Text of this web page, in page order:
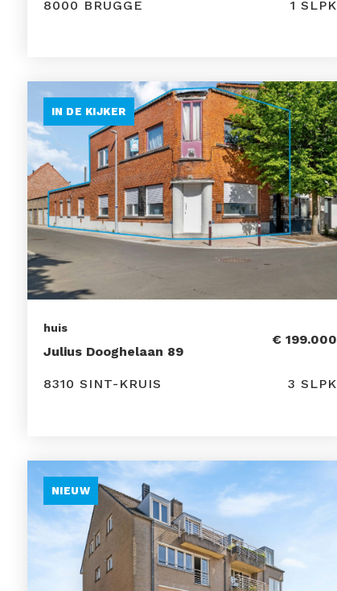
8000 BRUGGE 1 SLPK
IN DE KIJKER
huis
Julius Dooghelaan 89
€ 199.000
8310 SINT-KRUIS 3 SLPK
NIEUW